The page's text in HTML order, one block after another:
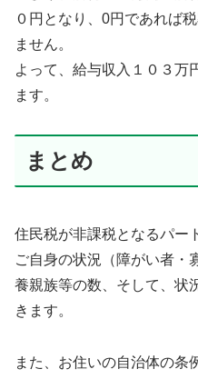
０円となり、0円であれば
ません。
よって、給与収入１０３万
ます。
まとめ
住民税が非課税となるパー
ご自身の状況（障がい者・
養親族等の数、そして、状
きます。
また、お住いの自治体の条